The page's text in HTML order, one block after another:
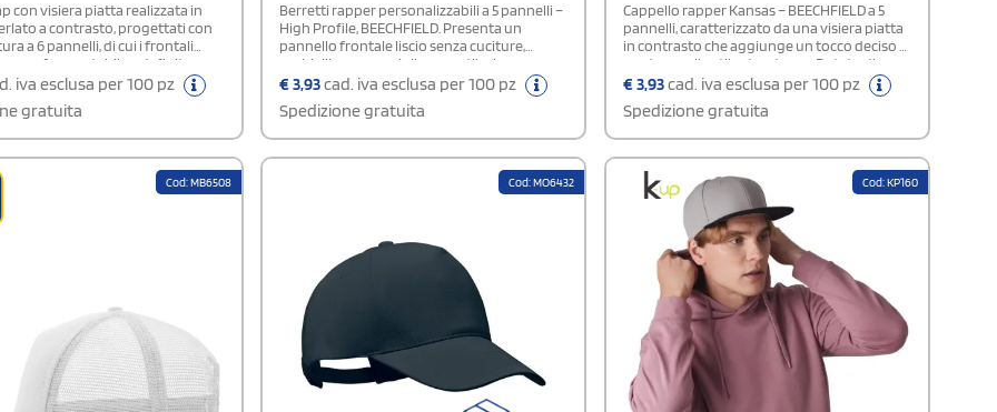
con visiera piatta realizzata in
a contrasto, progettati con
a 6 pannelli, di cui i frontali
una forma stabile e definita.
occhielli cuciti per una migliore
la taglia. Dotato di
ideale per
e utilizzi professionali.
iva esclusa per 100 pz
gratuita
Berretti rapper personalizzabili a 5 pannelli –
High Profile, BEECHFIELD. Presenta un
pannello frontale liscio senza cuciture,
occhielli per una migliore ventilazione e
visiera piatta in stile retrò. La chiusura
permette una regolazione facile e precisa
della taglia, rendendolo ideale per uno stile
urbano e moderno.
€3,93cad. iva esclusa per 100 pz
Spedizione gratuita
Cappello rapper Kansas – BEECHFIELD a 5
pannelli, caratterizzato da una visiera piatta
in contrasto che aggiunge un tocco deciso e
moderno allo stile streetwear. Dotato di
adesivo sulla visiera per un look autentico
posteriore permette una regolazione rapida
e precisa della taglia, garantendo comfort e
vestibilità ottimali.
€3,93cad. iva esclusa per 100 pz
Spedizione gratuita
Cod: MB6508 Cod: MO6432 Cod: KP160